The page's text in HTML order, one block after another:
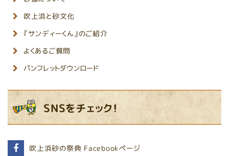
吹上浜と砂文化
『サンディーくん』のご紹介
よくあるご質問
パンフレットダウンロード
SNSをチェック！
吹上浜砂の祭典 Facebookページ